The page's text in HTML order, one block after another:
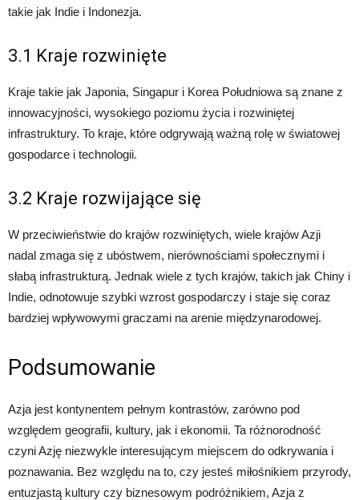
takie jak Indie i Indonezja.
3.1 Kraje rozwinięte
Kraje takie jak Japonia, Singapur i Korea Południowa są znane z
innowacyjności, wysokiego poziomu życia i rozwiniętej
infrastruktury. To kraje, które odgrywają ważną rolę w światowej
gospodarce i technologii.
3.2 Kraje rozwijające się
W przeciwieństwie do krajów rozwiniętych, wiele krajów Azji
nadal zmaga się z ubóstwem, nierównościami społecznymi i
słabą infrastrukturą. Jednak wiele z tych krajów, takich jak Chiny i
Indie, odnotowuje szybki wzrost gospodarczy i staje się coraz
bardziej wpływowymi graczami na arenie międzynarodowej.
Podsumowanie
Azja jest kontynentem pełnym kontrastów, zarówno pod
względem geografii, kultury, jak i ekonomii. Ta różnorodność
czyni Azję niezwykle interesującym miejscem do odkrywania i
poznawania. Bez względu na to, czy jesteś miłośnikiem przyrody,
entuzjastą kultury czy biznesowym podróżnikiem, Azja z